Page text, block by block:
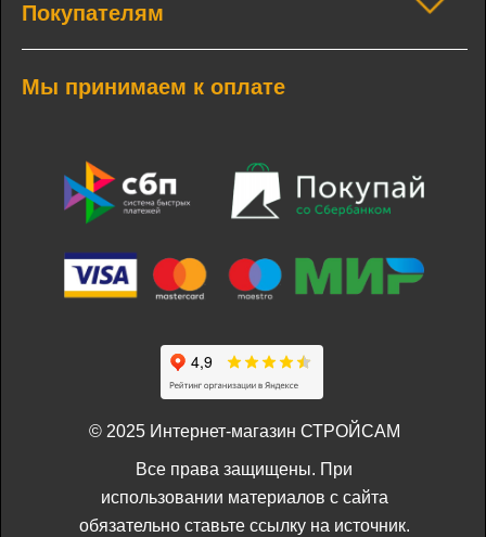
Покупателям
Мы принимаем к оплате
© 2025 Интернет-магазин СТРОЙСАМ
Все права защищены. При
использовании материалов с сайта
обязательно ставьте ссылку на источник.